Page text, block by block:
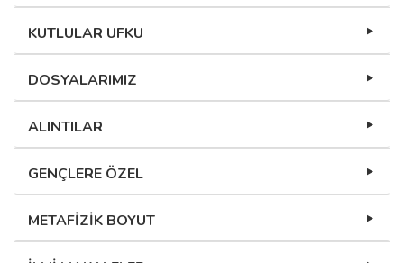
KUTLULAR UFKU
DOSYALARIMIZ
ALINTILAR
GENÇLERE ÖZEL
METAFİZİK BOYUT